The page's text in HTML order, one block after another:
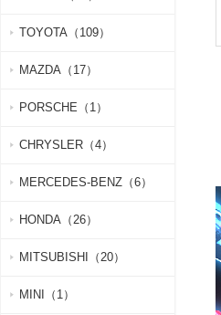
TOYOTA（109）
MAZDA（17）
PORSCHE（1）
CHRYSLER（4）
MERCEDES-BENZ（6）
HONDA（26）
MITSUBISHI（20）
MINI（1）